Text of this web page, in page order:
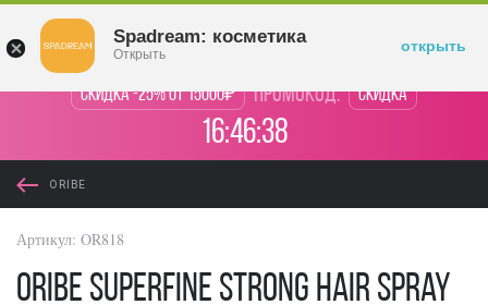
Скидка -25% от 15000₽ промокод: Скидка
16:46:38
ORIBE
Артикул: OR818
Oribe Superfine Strong Hair Spray
Spadream: косметика
Открыть открыть